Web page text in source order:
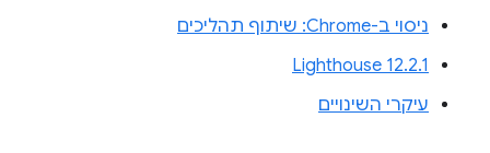
ניסוי ב-Chrome: שיתוף תהליכים
Lighthouse 12.2.1
עיקרי השינויים